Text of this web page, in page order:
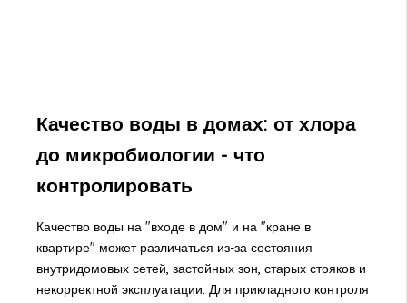
Качество воды в домах: от хлора
до микробиологии - что
контролировать
Качество воды на "входе в дом" и на "кране в
квартире" может различаться из-за состояния
внутридомовых сетей, застойных зон, старых стояков и
некорректной эксплуатации. Для прикладного контроля